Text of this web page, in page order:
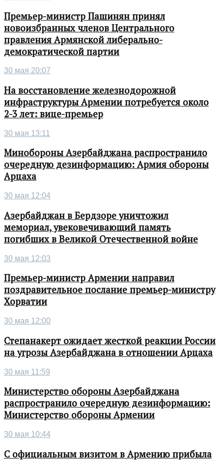
Премьер-министр Пашинян принял
новоизбранных членов Центрального
правления Армянской либерально-
демократической партии
30 мая 20:07
На восстановление железнодорожной
инфраструктуры Армении потребуется около
2-3 лет: вице-премьер
30 мая 13:11
Минобороны Азербайджана распространило
очередную дезинформацию: Армия обороны
Арцаха
30 мая 12:04
Азербайджан в Бердзоре уничтожил
мемориал, увековечивающий память
погибших в Великой Отечественной войне
30 мая 12:03
Премьер-министр Армении направил
поздравительное послание премьер-министру
Хорватии
30 мая 12:00
Степанакерт ожидает жесткой реакции России
на угрозы Азербайджана в отношении Арцаха
30 мая 11:59
Министерство обороны Азербайджана
распространило очередную дезинформацию:
Министерство обороны Армении
30 мая 10:44
С официальным визитом в Армению прибыла